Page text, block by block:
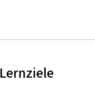
Lernziele